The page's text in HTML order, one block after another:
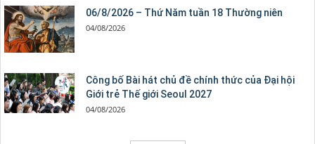
06/8/2026 – Thứ Năm tuần 18 Thường niên
04/08/2026
Công bố Bài hát chủ đề chính thức của Đại hội
Giới trẻ Thế giới Seoul 2027
04/08/2026